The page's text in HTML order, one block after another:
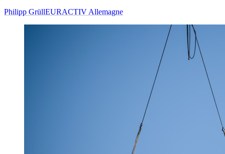
Philipp GrüllEURACTIV Allemagne